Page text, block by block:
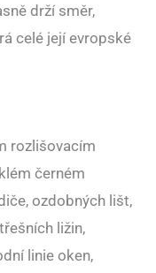
drží směr,
celé její evropské
rozlišovacím
černém
ozdobných lišt,
ližin,
linie oken,